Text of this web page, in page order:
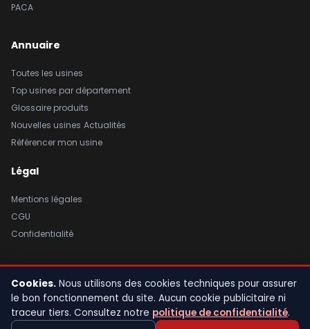
PACA
Annuaire
Toutes les usines
Top usines par département
Glossaire produits
Nouvelles usines Actualités
Référencer mon usine
Légal
Mentions légales
CGU
Confidentialité
© 2026 Usine de France. Tous droits réservés. |Mentions légales |
CGU
Confidentialité
Fait avec fierté en France
Cookies. Nous utilisons des cookies techniques pour assurer
le bon fonctionnement du site. Aucun cookie publicitaire ni
traceur tiers. Consultez notre politique de confidentialité.